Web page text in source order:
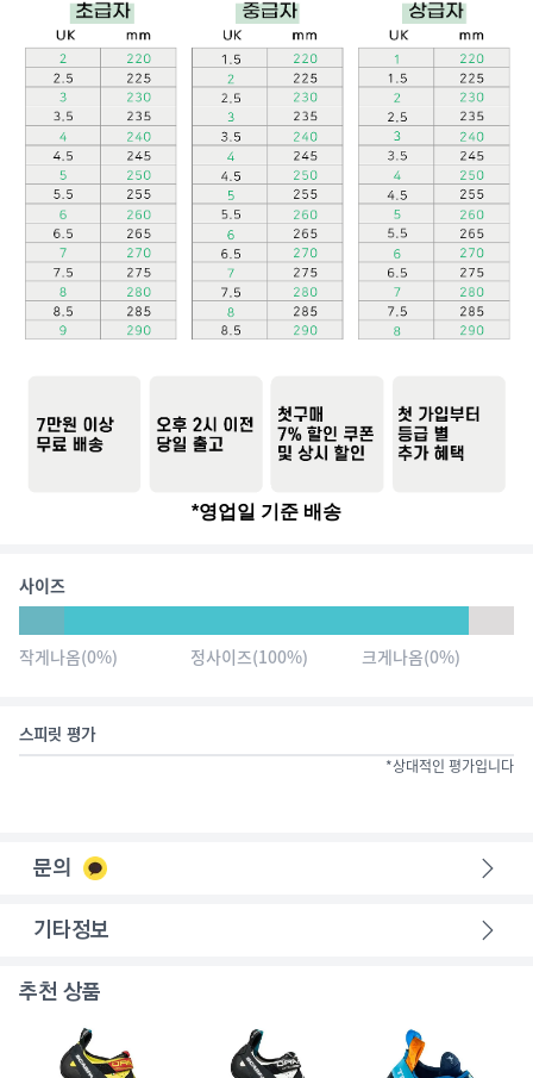
*영업일 기준 배송
사이즈
작게나옴(0%) 정사이즈(100%) 크게나옴(0%)
스피릿 평가
*상대적인 평가입니다
문의
기타정보
추천 상품